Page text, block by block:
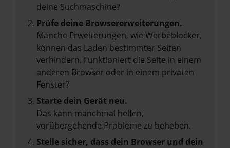
deine Suchmaschine?
Prüfe deine Browsererweiterungen.
Manche Erweiterungen, wie Werbeblocker,
können das Laden bestimmter Seiten
verhindern. Funktioniert die Seite in einem
anderen Browser oder in einem privaten
Fenster?
Starte dein Gerät neu.
Das kann manchmal helfen,
vorübergehende Probleme zu beheben.
Stelle sicher, dass dein Browser und dein